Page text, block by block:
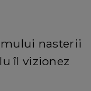
nasterii
îl vizionez